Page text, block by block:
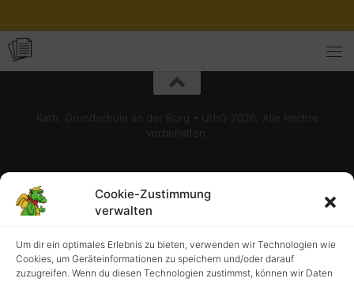
Cookie-Zustimmung
verwalten
Um dir ein optimales Erlebnis zu bieten, verwenden wir Technologien wie
Cookies, um Geräteinformationen zu speichern und/oder darauf
zuzugreifen. Wenn du diesen Technologien zustimmst, können wir Daten
Kath. Grundschule an der Burg • UrhG 2026. Alle Rechte
vorbehalten.